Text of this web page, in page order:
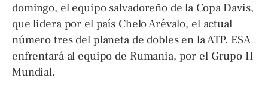
domingo, el equipo salvadoreño de la Copa Davis,
que lidera por el país Chelo Arévalo, el actual
número tres del planeta de dobles en la ATP. ESA
enfrentará al equipo de Rumania, por el Grupo II
Mundial.